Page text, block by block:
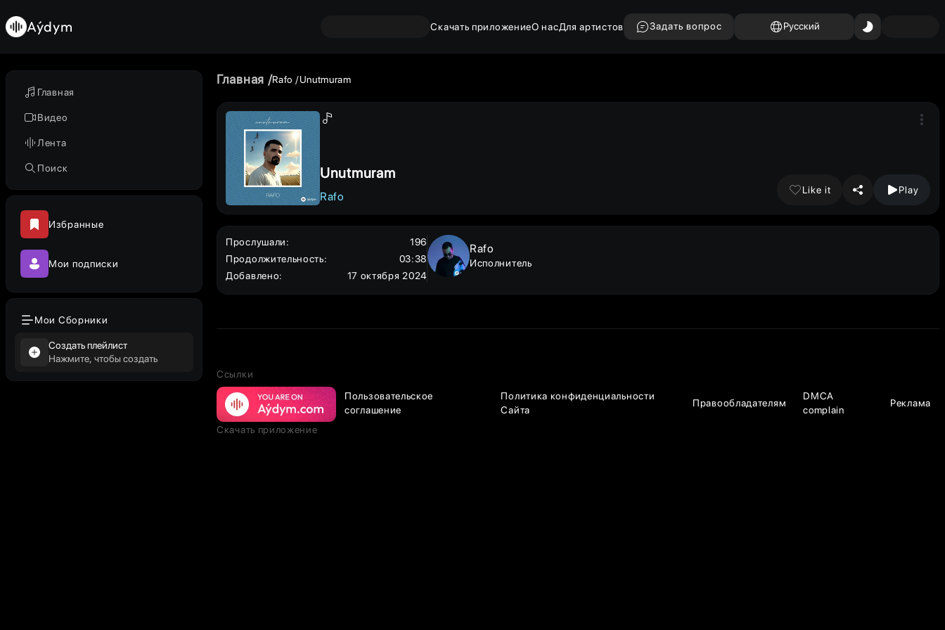
Главная
Видео
Лента
Поиск
Избранные
Мои подписки
Мои Сборники
Создать плейлист
Нажмите, чтобы создать
Aýdym Скачать приложениеО насДля артистов Задать вопрос Русский
Главная Rafo Unutmuram
Unutmuram
Rafo
Like it Play
Прослушали:
196
Продолжительность:
03:38
Добавлено: 17 октября 2024
Rafo
Исполнитель
Ссылки
Пользовательское
соглашение
Политика конфиденциальности
Сайта
Правообладателям
DMCA
complain
Реклама
Скачать приложение